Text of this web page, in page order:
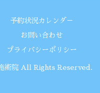
予約状況カレンダ－
お問い合わせ
プライバシーポリシー
術院 All Rights Reserved.